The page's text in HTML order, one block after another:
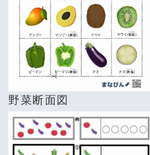
野菜断面図